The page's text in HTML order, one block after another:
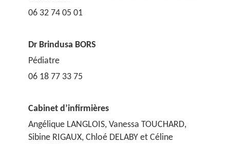
06 32 74 05 01
Dr Brindusa BORS
Pédiatre
06 18 77 33 75
Cabinet d’infirmières
Angélique LANGLOIS, Vanessa TOUCHARD,
Sibine RIGAUX, Chloé DELABY et Céline